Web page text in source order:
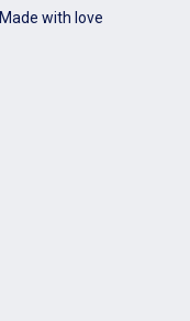
Made with love